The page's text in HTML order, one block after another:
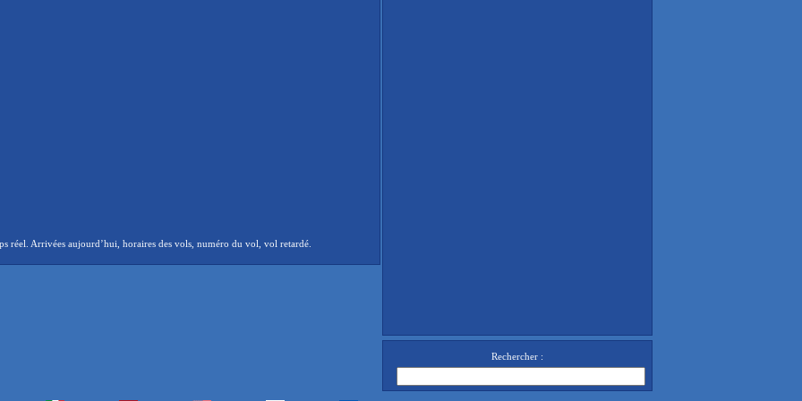
réel. Arrivées aujourd’hui, horaires des vols, numéro du vol, vol retardé.
Rechercher :